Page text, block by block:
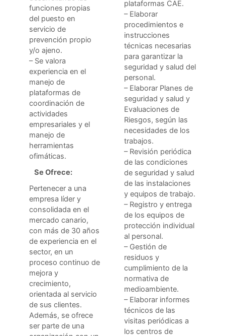
funciones propias
del puesto en
servicio de
prevención propio
y/o ajeno.
– Se valora
experiencia en el
manejo de
plataformas de
coordinación de
actividades
empresariales y el
manejo de
herramientas
ofimáticas.
Se Ofrece:
Pertenecer a una
empresa líder y
consolidada en el
mercado canario,
con más de 30 años
de experiencia en el
sector, en un
proceso continuo de
mejora y
crecimiento,
orientada al servicio
de sus clientes.
Además, se ofrece
ser parte de una
plataformas CAE.
– Elaborar
procedimientos e
instrucciones
técnicas necesarias
para garantizar la
seguridad y salud del
personal.
– Elaborar Planes de
seguridad y salud y
Evaluaciones de
Riesgos, según las
necesidades de los
trabajos.
– Revisión periódica
de las condiciones
de seguridad y salud
de las instalaciones
y equipos de trabajo.
– Registro y entrega
de los equipos de
protección individual
al personal.
– Gestión de
residuos y
cumplimiento de la
normativa de
medioambiente.
– Elaborar informes
técnicos de las
visitas periódicas a
los centros de